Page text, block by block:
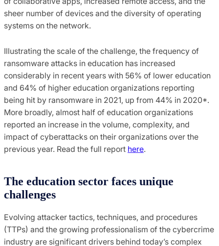
sheer number of devices and the diversity of operating
systems on the network.
Illustrating the scale of the challenge, the frequency of
ransomware attacks in education has increased
considerably in recent years with 56% of lower education
and 64% of higher education organizations reporting
being hit by ransomware in 2021, up from 44% in 2020*.
More broadly, almost half of education organizations
reported an increase in the volume, complexity, and
impact of cyberattacks on their organizations over the
previous year. Read the full report here.
The education sector faces unique
challenges
Evolving attacker tactics, techniques, and procedures
(TTPs) and the growing professionalism of the cybercrime
industry are significant drivers behind today’s complex